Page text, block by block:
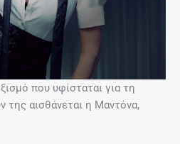
που υφίσταται για τη
της αισθάνεται η Μαντόνα,